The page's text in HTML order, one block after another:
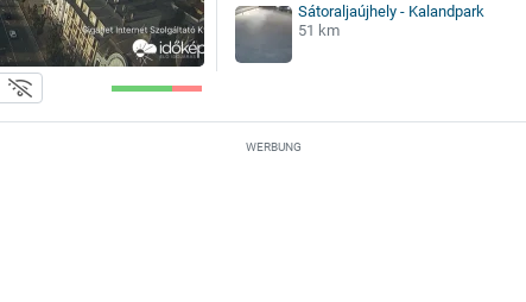
Sátoraljaújhely - Kalandpark
51 km
WERBUNG